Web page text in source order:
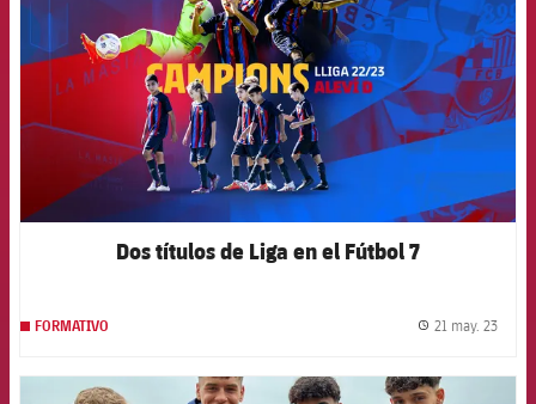
Dos títulos de Liga en el Fútbol 7
FORMATIVO 21 may. 23
FCB Barcelona badge